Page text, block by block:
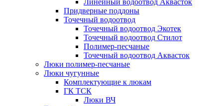
Линейный водоотвод Аквасток
Придверные поддоны
Точечный водоотвод
Точечный водоотвод Экотек
Точечный водоотвод Стилот
Полимер-песчаные
Точечный водоотвод Аквасток
Люки полимер-песчаные
Люки чугунные
Комплектующие к люкам
ГК ТСК
Люки ВЧ